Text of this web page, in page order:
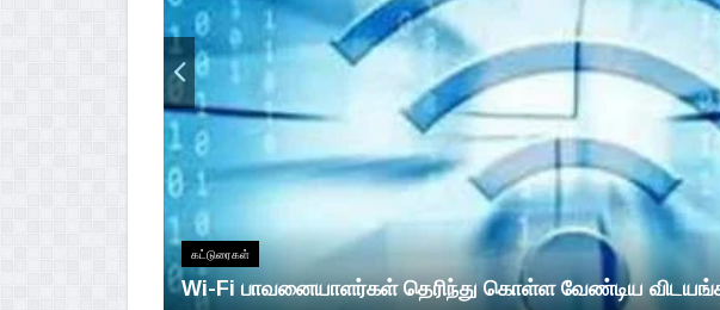
கட்டுரைகள்
Wi-Fi பாவனையாளர்கள் தெரிந்து கொள்ள வேண்டிய